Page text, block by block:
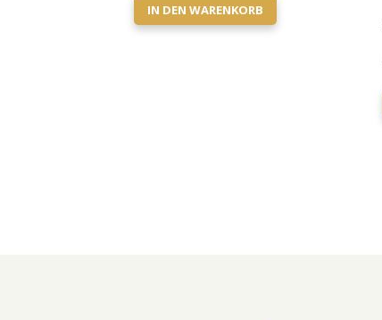
IN DEN WARENKORB